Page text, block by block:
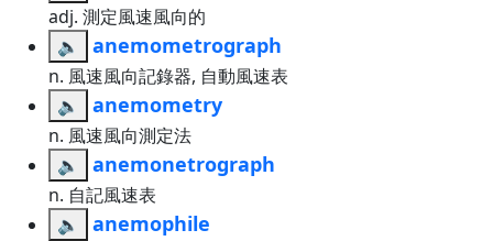
adj. 測定風速風向的
🔈
anemometrograph
n. 風速風向記錄器, 自動風速表
🔈
anemometry
n. 風速風向測定法
🔈
anemonetrograph
n. 自記風速表
🔈
anemophile